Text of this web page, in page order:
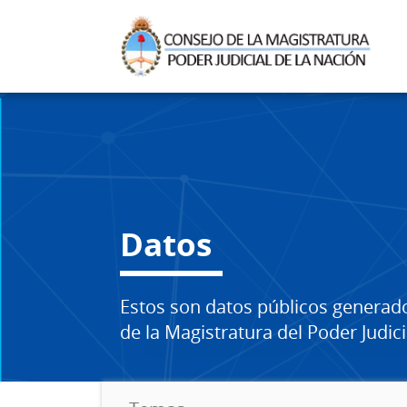
Datos
Estos son datos públicos
de la Magistratura del Poder